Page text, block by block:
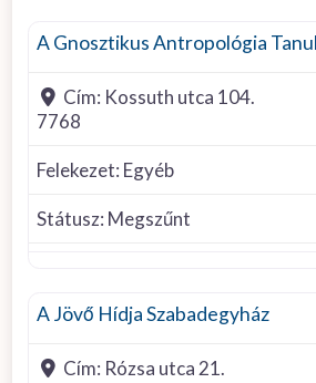
Cím: Kossuth utca 104.
7768
Felekezet: Egyéb
Státusz: Megszűnt
A Jövő Hídja Szabadegyház
Cím: Rózsa utca 21.